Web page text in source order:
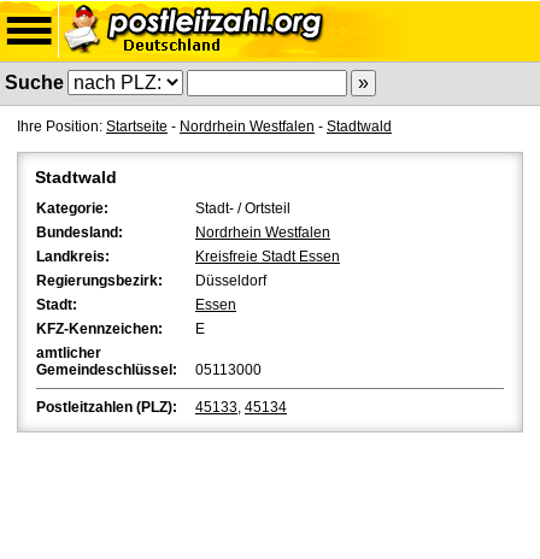
Suche
Ihre Position: Startseite - Nordrhein Westfalen - Stadtwald
Stadtwald
Kategorie:
Stadt- / Ortsteil
Bundesland:
Nordrhein Westfalen
Landkreis:
Kreisfreie Stadt Essen
Regierungsbezirk:
Düsseldorf
Stadt:
Essen
KFZ-Kennzeichen:
E
amtlicher
Gemeindeschlüssel:
05113000
Postleitzahlen (PLZ): 45133, 45134